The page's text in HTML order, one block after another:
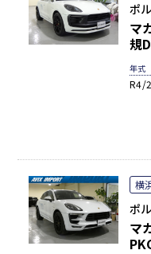
ポ
マ
規
革
ｰ&
ｺ
年式
R4/
横
ポ
マ